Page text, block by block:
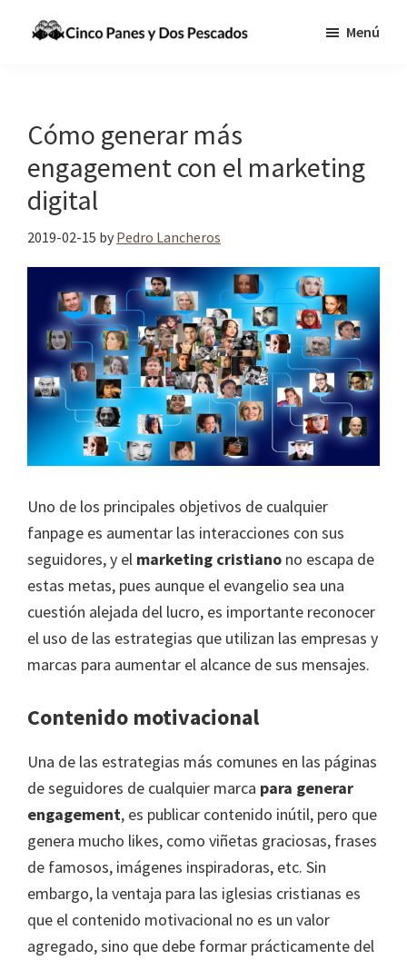
principal
Pescados
Comunicaciones
para
cumplir
Gran
Menú
Cómo generar más
engagement con el marketing
digital
2019-02-15 by Pedro Lancheros
Uno de los principales objetivos de cualquier
fanpage es aumentar las interacciones con sus
seguidores, y el marketing cristiano no escapa de
estas metas, pues aunque el evangelio sea una
cuestión alejada del lucro, es importante reconocer
el uso de las estrategias que utilizan las empresas y
marcas para aumentar el alcance de sus mensajes.
Contenido motivacional
Una de las estrategias más comunes en las páginas
de seguidores de cualquier marca para generar
engagement, es publicar contenido inútil, pero que
genera mucho likes, como viñetas graciosas, frases
de famosos, imágenes inspiradoras, etc. Sin
embargo, la ventaja para las iglesias cristianas es
que el contenido motivacional no es un valor
agregado, sino que debe formar prácticamente del